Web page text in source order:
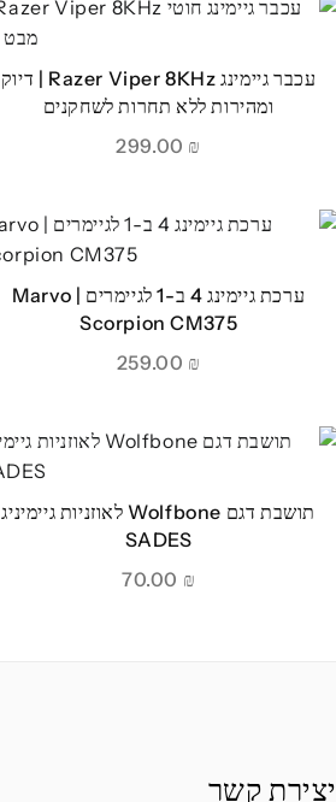
עכבר גיימינג Razer Viper 8KHz | דיוק
ומהירות ללא תחרות לשחקנים
₪
ערכת גיימינג 4 ב-1 לגיימרים | Marvo
Scorpion CM375
₪
תושבת דגם Wolfbone לאוזניות גיימיניג
SADES
₪
יצירת קשר